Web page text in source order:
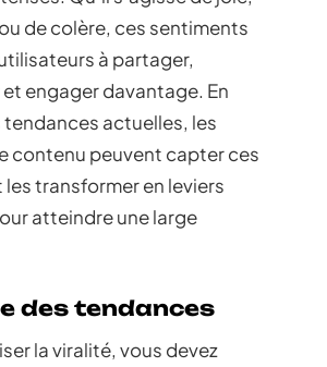
de colère, ces sentiments
à partager,
engager davantage. En
actuelles, les
contenu peuvent capter ces
transformer en leviers
atteindre une large
des tendances
la viralité, vous devez